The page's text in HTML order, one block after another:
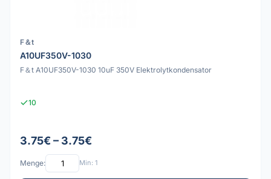
F＆t
A10UF350V-1030
F＆t A10UF350V-1030 10uF 350V Elektrolytkondensator
10
3.75€ – 3.75€
Menge: Min: 1